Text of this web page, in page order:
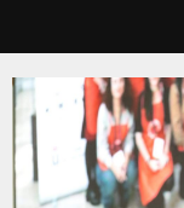
contenido